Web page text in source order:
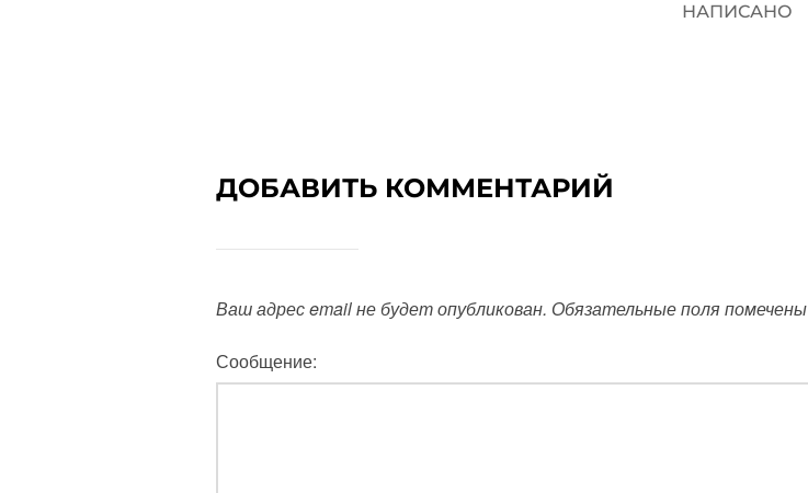
НАПИСАНО
ДОБАВИТЬ КОММЕНТАРИЙ
Ваш адрес email не будет опубликован. Обязательные поля помечены
Сообщение: